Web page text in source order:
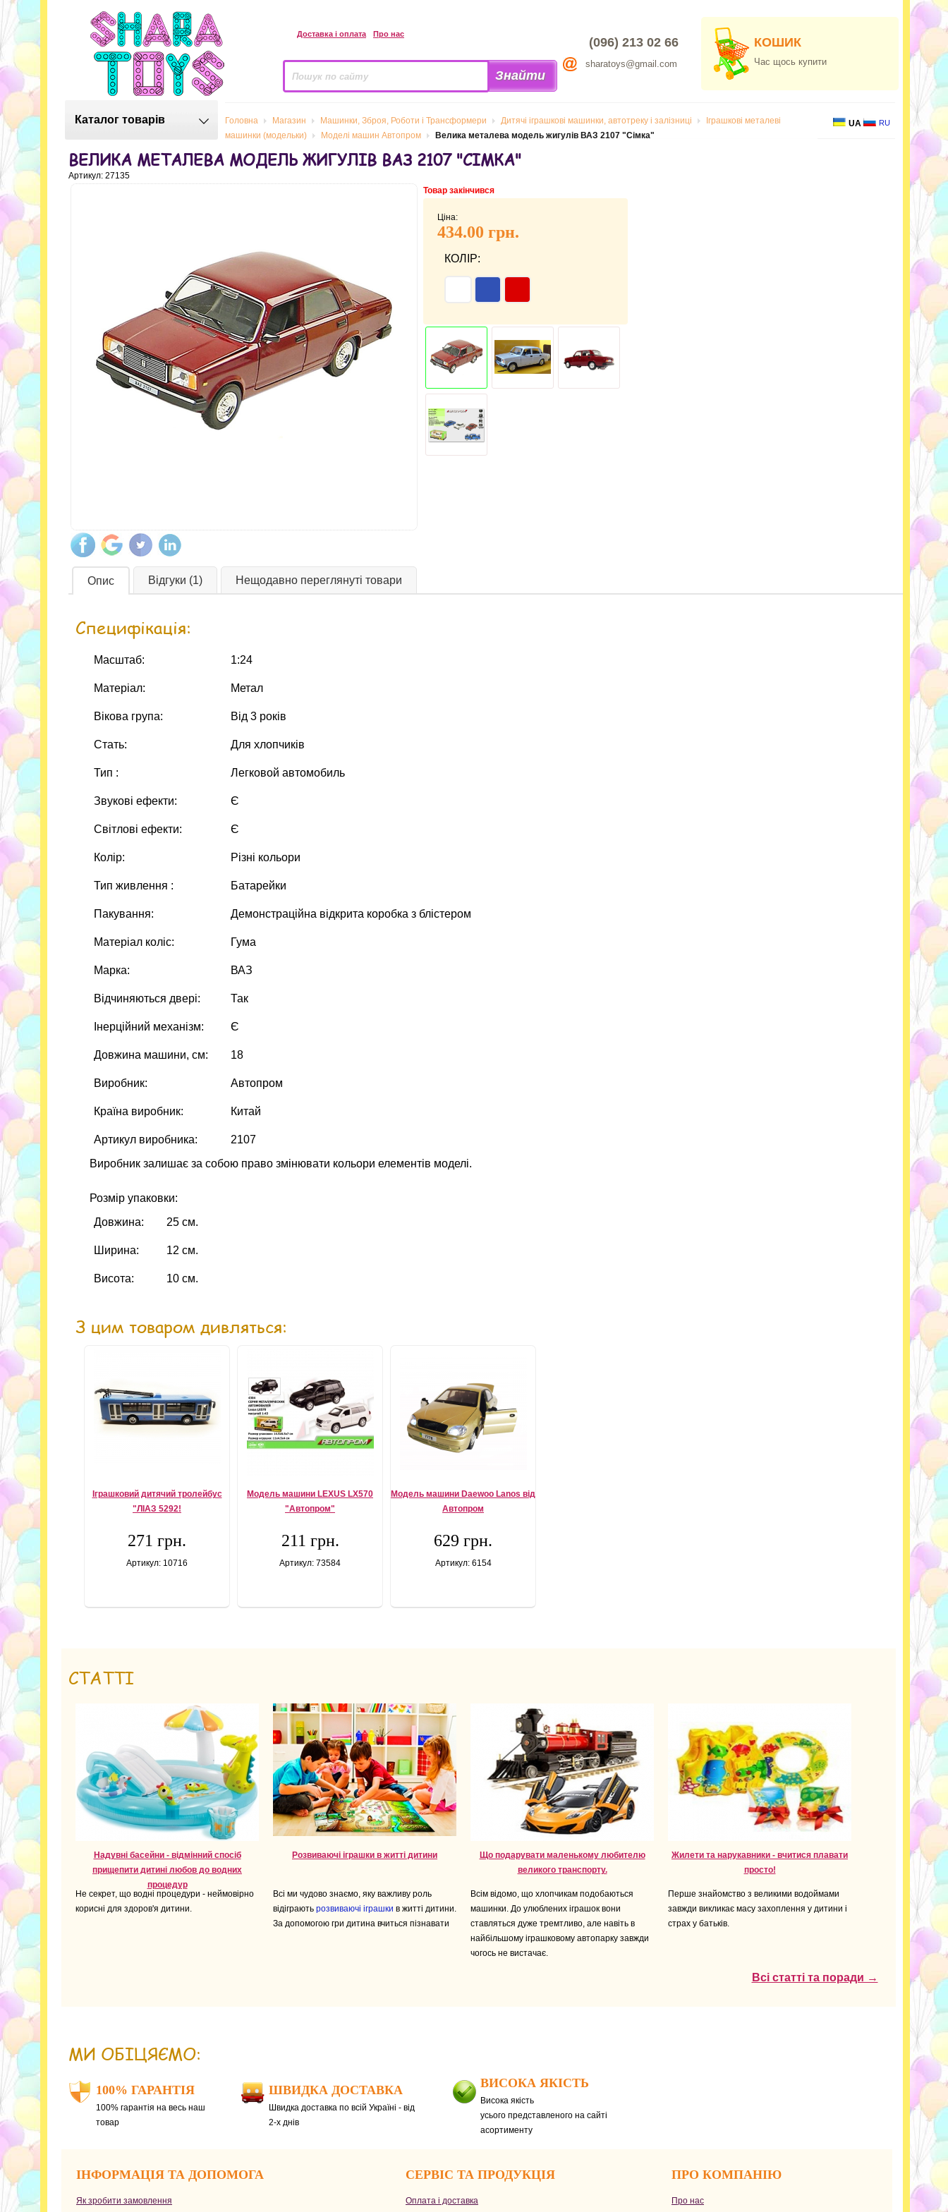
Доставка і оплата Про нас
(096) 213 02 66
sharatoys@gmail.com
КОШИК
Час щось купити
Каталог товарів Головна Магазин Машинки, Зброя, Роботи і Трансформери Дитячі іграшкові машинки, автотреку і залізниці
Іграшкові металеві
машинки (модельки)
Моделі машин Автопром Велика металева модель жигулів ВАЗ 2107 "Сімка"
UA RU
ВЕЛИКА МЕТАЛЕВА МОДЕЛЬ ЖИГУЛІВ ВАЗ 2107 "СІМКА"
Артикул: 27135
Товар закінчився
Ціна:
434.00 грн.
КОЛІР:
Опис Відгуки (1) Нещодавно переглянуті товари
Специфікація:
Масштаб: 1:24
Матеріал: Метал
Вікова група: Від 3 років
Стать: Для хлопчиків
Тип : Легковой автомобиль
Звукові ефекти: Є
Cвітлові ефекти: Є
Колір: Різні кольори
Тип живлення : Батарейки
Пакування: Демонстраційна відкрита коробка з блістером
Матеріал коліс: Гума
Марка: ВАЗ
Відчиняються двері: Так
Інерційний механізм: Є
Довжина машини, см: 18
Виробник: Автопром
Країна виробник: Китай
Артикул виробника:
2107
Виробник залишає за собою право змінювати кольори елементів моделі.
Розмір упаковки:
Довжина:
25 см.
Ширина: 12 см.
Висота: 10 см.
З цим товаром дивляться:
Іграшковий дитячий тролейбус
"ЛІАЗ 5292!
271 грн.
Артикул: 10716
Модель машини LEXUS LX570
"Автопром"
211 грн.
Артикул: 73584
Модель машини Daewoo Lanos від
Автопром
629 грн.
Артикул: 6154
СТАТТІ
Надувні басейни - відмінний спосіб
прищепити дитині любов до водних
процедур
Не секрет, що водні процедури - неймовірно
корисні для здоров'я дитини.
Розвиваючі іграшки в житті дитини
Всі ми чудово знаємо, яку важливу роль
відіграють розвиваючі іграшки в житті дитини.
За допомогою гри дитина вчиться пізнавати
Що подарувати маленькому любителю
великого транспорту.
Всім відомо, що хлопчикам подобаються
машинки. До улюблених іграшок вони
ставляться дуже тремтливо, але навіть в
найбільшому іграшковому автопарку завжди
чогось не вистачає.
Жилети та нарукавники - вчитися плавати
просто!
Перше знайомство з великими водоймами
завжди викликає масу захоплення у дитини і
страх у батьків.
Всі статті та поради →
МИ ОБІЦЯЄМО:
100% ГАРАНТІЯ
100% гарантія на весь наш
товар
ШВИДКА ДОСТАВКА
Швидка доставка по всій Україні - від
2-х днів
ВИСОКА ЯКІСТЬ
Висока якість
усього представленого на сайті
асортименту
ІНФОРМАЦІЯ ТА ДОПОМОГА СЕРВІС ТА ПРОДУКЦІЯ ПРО КОМПАНІЮ
Як зробити замовлення Оплата і доставка Про нас